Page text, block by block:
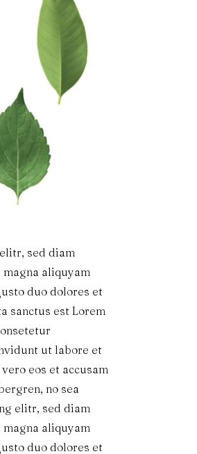
sed diam
aliquyam
duo dolores et
sanctus est Lorem
ut labore et
eos et accusam
no sea
elitr, sed diam
aliquyam
duo dolores et